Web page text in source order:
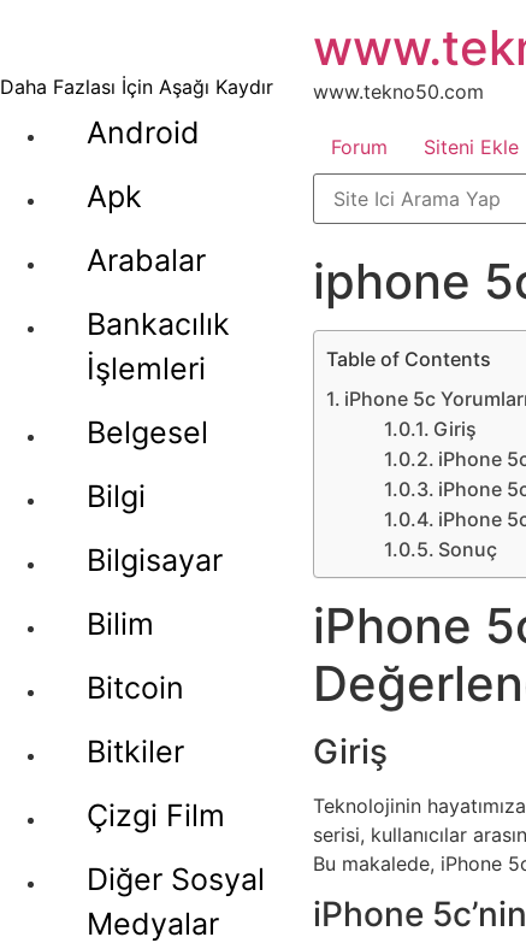
Daha Fazlası İçin Aşağı Kaydır
Android
Apk
Arabalar
Bankacılık
İşlemleri
Belgesel
Bilgi
Bilgisayar
Bilim
Bitcoin
Bitkiler
Çizgi Film
Diğer Sosyal
Medyalar
atla
www.tekno50.com
Forum Siteni Ekle
iphone
Table of Contents
iPhone 5c
Giriş
iPhone
iPhone
iPhone
Sonuç
iPhone
Giriş
Teknolojinin
serisi, kullanıcılar
Bu makalede, iPhone
iPhone